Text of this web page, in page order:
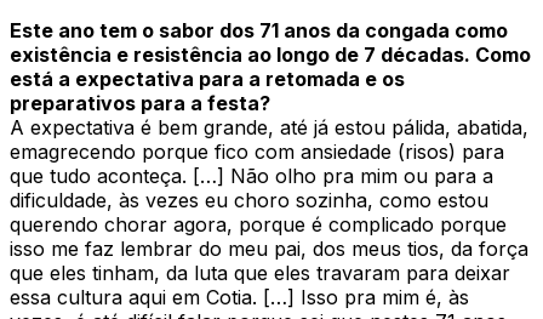
Este ano tem o sabor dos 71 anos da congada como
existência e resistência ao longo de 7 décadas. Como
está a expectativa para a retomada e os
preparativos para a festa?
A expectativa é bem grande, até já estou pálida, abatida,
emagrecendo porque fico com ansiedade (risos) para
que tudo aconteça. […] Não olho pra mim ou para a
dificuldade, às vezes eu choro sozinha, como estou
querendo chorar agora, porque é complicado porque
isso me faz lembrar do meu pai, dos meus tios, da força
que eles tinham, da luta que eles travaram para deixar
essa cultura aqui em Cotia. […] Isso pra mim é, às